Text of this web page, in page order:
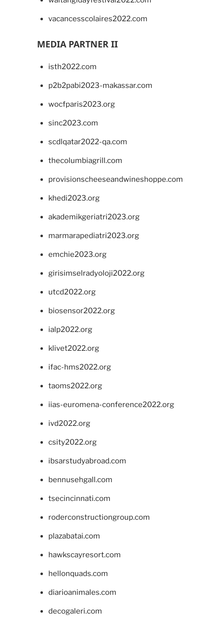
vacancesscolaires2022.com
MEDIA PARTNER II
isth2022.com
p2b2pabi2023-makassar.com
wocfparis2023.org
sinc2023.com
scdlqatar2022-qa.com
thecolumbiagrill.com
provisionscheeseandwineshoppe.com
khedi2023.org
akademikgeriatri2023.org
marmarapediatri2023.org
emchie2023.org
girisimselradyoloji2022.org
utcd2022.org
biosensor2022.org
ialp2022.org
klivet2022.org
ifac-hms2022.org
taoms2022.org
iias-euromena-conference2022.org
ivd2022.org
csity2022.org
ibsarstudyabroad.com
bennusehgall.com
tsecincinnati.com
roderconstructiongroup.com
plazabatai.com
hawkscayresort.com
hellonquads.com
diarioanimales.com
decogaleri.com